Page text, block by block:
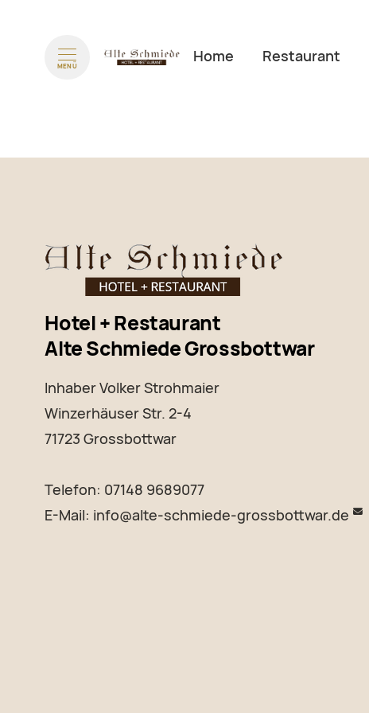
MENÜ
Navigation überspringen
Home Restaurant
Hotel + Restaurant
Alte Schmiede Grossbottwar
Inhaber Volker Strohmaier
Winzerhäuser Str. 2-4
71723 Grossbottwar
Telefon: 07148 9689077
E-Mail: info@alte-schmiede-grossbottwar.de